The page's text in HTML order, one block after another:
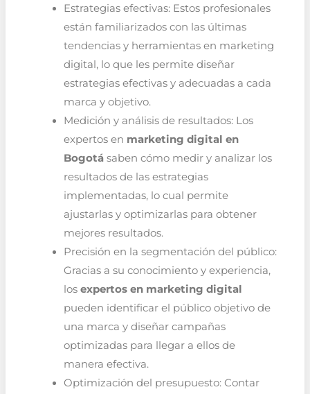
Estrategias efectivas: Estos profesionales
están familiarizados con las últimas
tendencias y herramientas en marketing
digital, lo que les permite diseñar
estrategias efectivas y adecuadas a cada
marca y objetivo.
Medición y análisis de resultados: Los
expertos en marketing digital en
Bogotásaben cómo medir y analizar los
resultados de las estrategias
implementadas, lo cual permite
ajustarlas y optimizarlas para obtener
mejores resultados.
Precisión en la segmentación del público:
Gracias a su conocimiento y experiencia,
los expertos en marketing digital
pueden identificar el público objetivo de
una marca y diseñar campañas
optimizadas para llegar a ellos de
manera efectiva.
Optimización del presupuesto: Contar